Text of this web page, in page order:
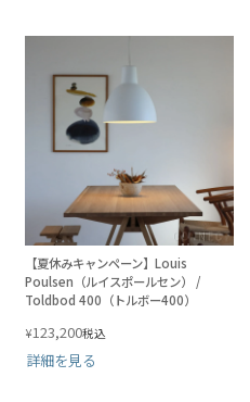
【夏休みキャンペーン】Louis
Poulsen（ルイスポールセン） /
Toldbod 400（トルボー400）
¥123,200税込
詳細を見る